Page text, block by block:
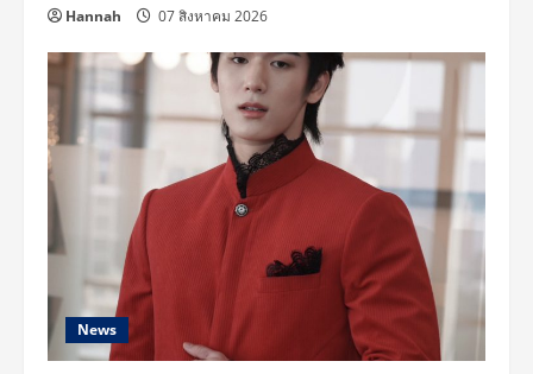
Hannah 07 สิงหาคม 2026
News